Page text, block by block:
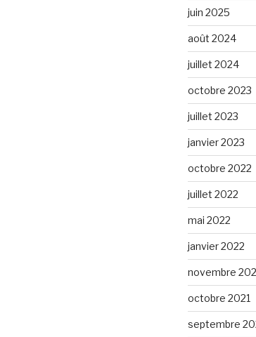
juin 2025
août 2024
juillet 2024
octobre 2023
juillet 2023
janvier 2023
octobre 2022
juillet 2022
mai 2022
janvier 2022
novembre
octobre 2021
septembre